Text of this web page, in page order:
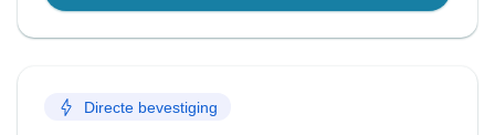
Directe bevestiging